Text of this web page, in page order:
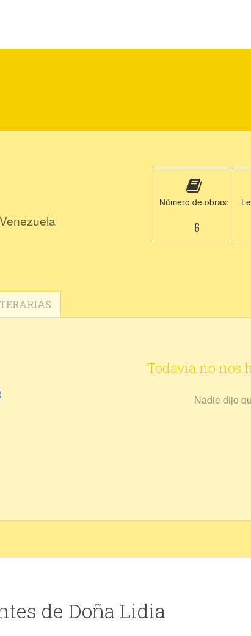
Número de obras:
6
Todavía no nos
Nadie dijo
de Doña Lidia